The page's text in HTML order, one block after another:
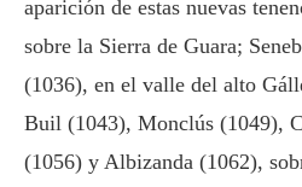
aparición de estas nuevas
sobre la Sierra de Guara;
(1036), en el valle del alto
Buil (1043), Monclús (1049),
(1056) y Albizanda (1062),